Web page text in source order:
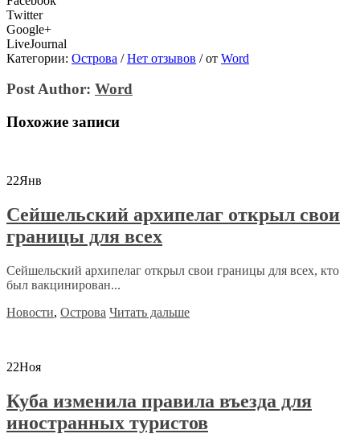
Twitter
Google+
LiveJournal
Категории: Острова / Нет отзывов /от Word
Post Author: Word
Похожие записи
22Янв
Сейшельский архипелаг открыл свои
границы для всех
Сейшельский архипелаг открыл свои границы для всех, кто
был вакцинирован...
Новости, Острова Читать дальше
22Ноя
Куба изменила правила въезда для
иностранных туристов